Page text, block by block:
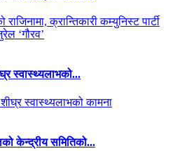
स्वास्थ्यलाभको...
केन्द्रीय समितिको...